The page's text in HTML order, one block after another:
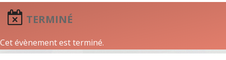
TERMINÉ
Cet évènement est terminé.